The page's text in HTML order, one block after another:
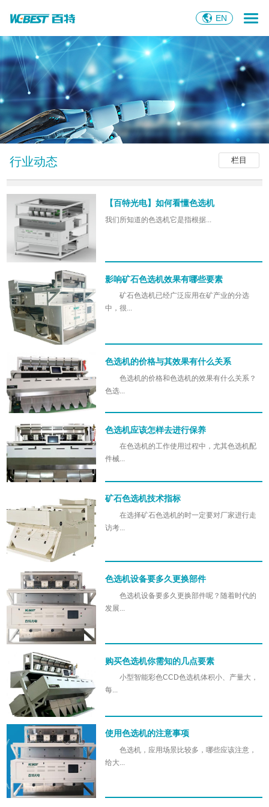
EN
栏目
行业动态
【百特光电】如何看懂色选机
我们所知道的色选机它是指根据...
影响矿石色选机效果有哪些要素
矿石色选机已经广泛应用在矿产业的分选
中，很...
色选机的价格与其效果有什么关系
色选机的价格和色选机的效果有什么关系？
色选...
色选机应该怎样去进行保养
在色选机的工作使用过程中，尤其色选机配
件械...
矿石色选机技术指标
在选择矿石色选机的时一定要对厂家进行走
访考...
色选机设备要多久更换部件
色选机设备要多久更换部件呢？随着时代的
发展...
购买色选机你需知的几点要素
小型智能彩色CCD色选机体积小、产量大，
每...
使用色选机的注意事项
色选机，应用场景比较多，哪些应该注意，
给大...